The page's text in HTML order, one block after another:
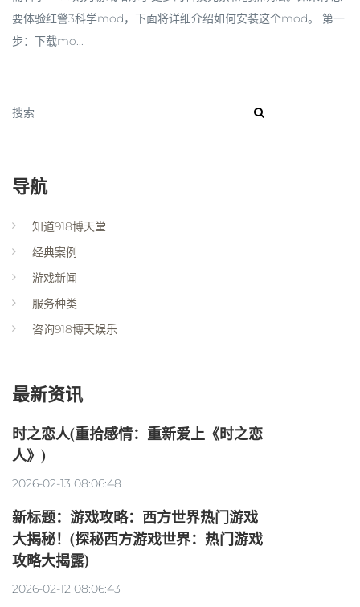
要体验红警3科学mod，下面将详细介绍如何安装这个mod。 第一
步：下载mo...
搜索
导航
知道918博天堂
经典案例
游戏新闻
服务种类
咨询918博天娱乐
最新资讯
时之恋人(重拾感情：重新爱上《时之恋
人》)
2026-02-13 08:06:48
新标题：游戏攻略：西方世界热门游戏
大揭秘！(探秘西方游戏世界：热门游戏
攻略大揭露)
2026-02-12 08:06:43